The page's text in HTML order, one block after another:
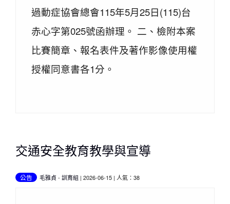
過動症協會總會115年5月25日(115)台
赤心字第025號函辦理。 二、檢附本案
比賽簡章、報名表件及著作影像使用權
授權同意書各1分。
交通安全教育教學與宣導
公告 毛雅貞 - 訓育組 | 2026-06-15 | 人氣：38